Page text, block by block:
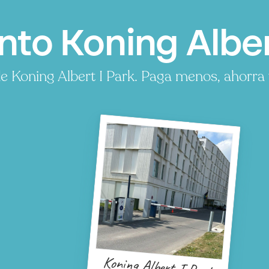
Koning
Koning Albert I Park. Paga menos,